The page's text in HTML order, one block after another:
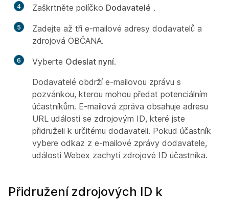
4 Zaškrtněte políčko Dodavatelé .
5
Zadejte až tři e-mailové adresy dodavatelů a
zdrojová OBČANA.
6 Vyberte Odeslat nyní.
Dodavatelé obdrží e-mailovou zprávu s
pozvánkou, kterou mohou předat potenciálním
účastníkům. E-mailová zpráva obsahuje adresu
URL události se zdrojovým ID, které jste
přidruželi k určitému dodavateli. Pokud účastník
vybere odkaz z e-mailové zprávy dodavatele,
události Webex zachytí zdrojové ID účastníka.
Přidružení zdrojových ID k